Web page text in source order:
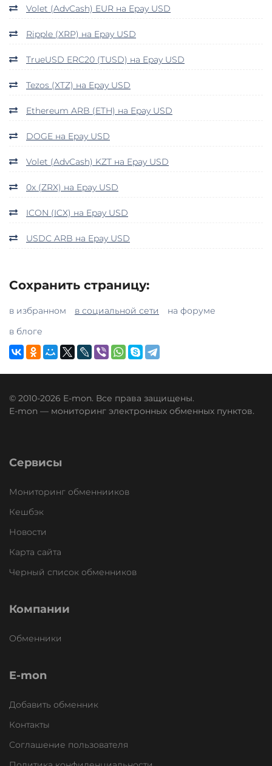
Volet (AdvCash) EUR на Epay USD
Ripple (XRP) на Epay USD
TrueUSD ERC20 (TUSD) на Epay USD
Tezos (XTZ) на Epay USD
Ethereum ARB (ETH) на Epay USD
DOGE на Epay USD
Volet (AdvCash) KZT на Epay USD
0x (ZRX) на Epay USD
ICON (ICX) на Epay USD
USDC ARB на Epay USD
Сохранить страницу:
в избранном в социальной сети
на форуме
в блоге
© 2010-2026 E-mon. Все права защищены.
E-mon — мониторинг электронных обменных пунктов.
Сервисы
Мониторинг обменнииков
Кешбэк
Новости
Карта сайта
Черный список обменников
Компании
Обменники
E-mon
Добавить обменник
Контакты
Соглашение пользователя